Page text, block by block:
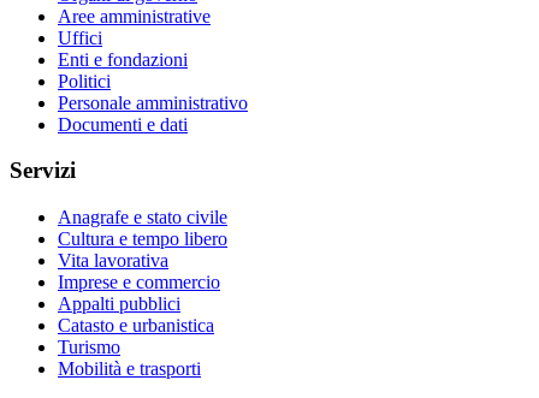
Aree amministrative
Uffici
Enti e fondazioni
Politici
Personale amministrativo
Documenti e dati
Servizi
Anagrafe e stato civile
Cultura e tempo libero
Vita lavorativa
Imprese e commercio
Appalti pubblici
Catasto e urbanistica
Turismo
Mobilità e trasporti